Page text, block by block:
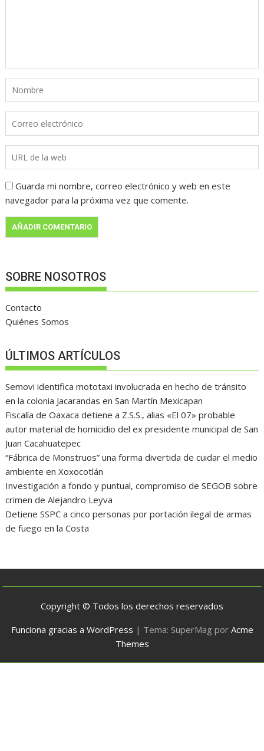
Guarda mi nombre, correo electrónico y web en este
navegador para la próxima vez que comente.
SOBRE NOSOTROS
Contacto
Quiénes Somos
ÚLTIMOS ARTÍCULOS
Semovi identifica mototaxi involucrada en hecho de tránsito
en la colonia Jacarandas en San Martín Mexicapan
Fiscalía de Oaxaca detiene a Z.S.S., alias «El 07» probable
autor material de homicidio del ex presidente municipal de San
Juan Cacahuatepec
“Fábrica de Monstruos” una forma divertida de cuidar el medio
ambiente en Xoxocotlán
Investigación a fondo y puntual, compromiso de SEGOB sobre
crimen de Alejandro Leyva
Detiene SSPC a cinco personas por portación ilegal de armas
de fuego en la Costa
Copyright © Todos los derechos reservados
Funciona gracias a WordPress | Tema: SuperMag por Acme
Themes